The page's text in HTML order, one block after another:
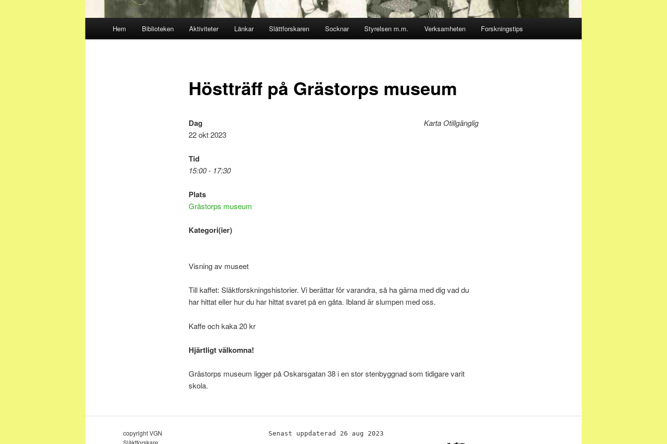
Hem Biblioteken Aktiviteter Länkar Slättforskaren Socknar Styrelsen m.m. Verksamheten Forskningstips
Höstträff på Grästorps museum
Karta Otillgänglig
Dag
22 okt 2023
Tid
15:00 - 17:30
Plats
Grästorps museum
Kategori(ier)
Visning av museet
Till kaffet: Släktforskningshistorier. Vi berättar för varandra, så ha gärna med dig vad du
har hittat eller hur du har hittat svaret på en gåta. Ibland är slumpen med oss.
Kaffe och kaka 20 kr
Hjärtligt välkomna!
Grästorps museum ligger på Oskarsgatan 38 i en stor stenbyggnad som tidigare varit
skola.
copyright VGN
Senast uppdaterad 26 aug 2023